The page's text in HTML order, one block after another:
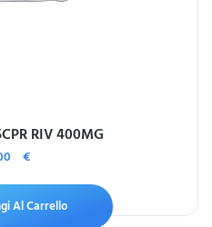
RIV 400MG
€
Al Carrello